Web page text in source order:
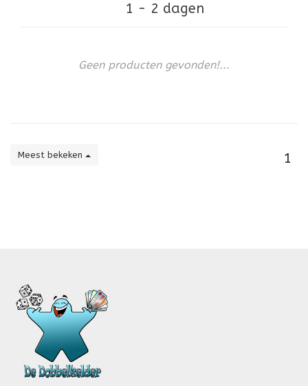
1 - 2 dagen
Geen producten gevonden!...
Meest bekeken 1